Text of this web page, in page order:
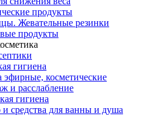
продукты
Жевательные резинки
продукты
гигиена
эфирные, косметические
и расслабление
гигиена
средства для ванны и душа